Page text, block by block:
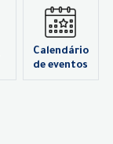
Calendário
de eventos